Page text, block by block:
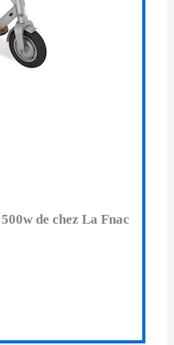
de chez La Fnac